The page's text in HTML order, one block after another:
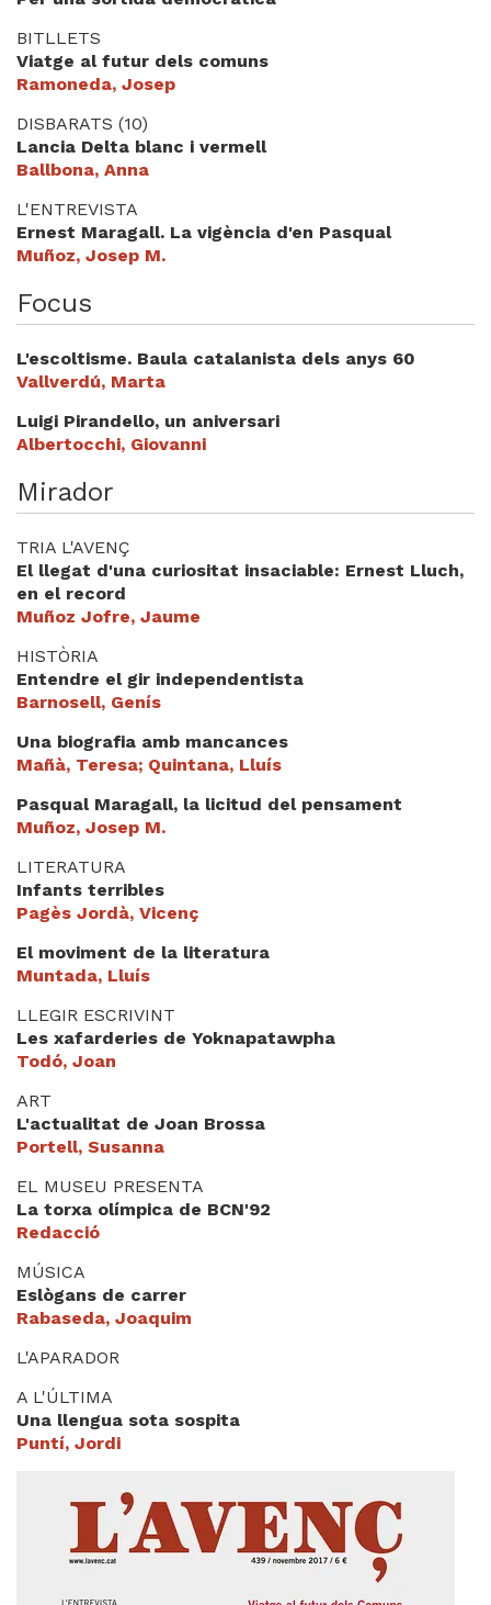
Termes legals
BITLLETS
Viatge al futur dels comuns
Ramoneda, Josep
DISBARATS (10)
Lancia Delta blanc i vermell
Ballbona, Anna
L'ENTREVISTA
Ernest Maragall. La vigència d'en Pasqual
Muñoz, Josep M.
Focus
L'escoltisme. Baula catalanista dels anys 60
Vallverdú, Marta
Luigi Pirandello, un aniversari
Albertocchi, Giovanni
Mirador
TRIA L'AVENÇ
El llegat d'una curiositat insaciable: Ernest Lluch,
en el record
Muñoz Jofre, Jaume
HISTÒRIA
Entendre el gir independentista
Barnosell, Genís
Una biografia amb mancances
Mañà, Teresa; Quintana, Lluís
Pasqual Maragall, la licitud del pensament
Muñoz, Josep M.
LITERATURA
Infants terribles
Pagès Jordà, Vicenç
El moviment de la literatura
Muntada, Lluís
LLEGIR ESCRIVINT
Les xafarderies de Yoknapatawpha
Todó, Joan
ART
L'actualitat de Joan Brossa
Portell, Susanna
EL MUSEU PRESENTA
La torxa olímpica de BCN'92
Redacció
MÚSICA
Eslògans de carrer
Rabaseda, Joaquim
L'APARADOR
A L'ÚLTIMA
Una llengua sota sospita
Puntí, Jordi